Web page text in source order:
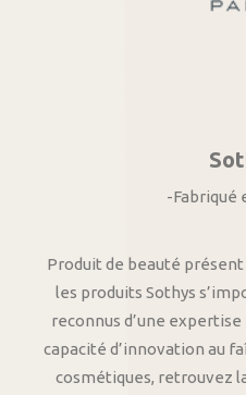
-Fabriqué
Produit de beauté présent
les produits Sothys
reconnus d’une
capacité d’innovation au
cosmétiques, retrouvez